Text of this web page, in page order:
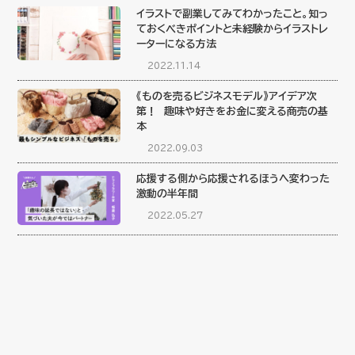
イラストで副業してみてわかったこと。知っ
ておくべきポイントと未経験からイラストレ
ーターになる方法
2022.11.14
《ものを売るビジネスモデル》アイデア次
第！ 趣味や好きをお金に変える商売の基
本
2022.09.03
応援する側から応援されるほうへ変わった
激動の半年間
2022.05.27